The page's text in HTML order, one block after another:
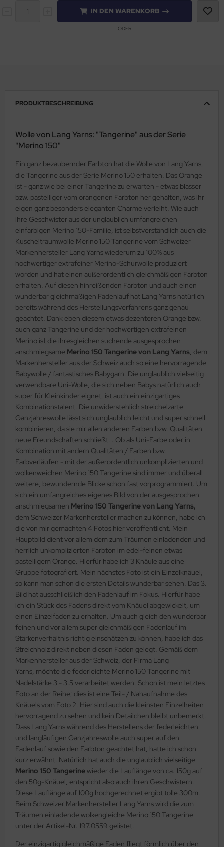
IN DEN WARENKORB
ODER
PRODUKTBESCHREIBUNG
Wolle von Lang Yarns: "Tangerine" aus der Serie
"Merino 150"
Ein ganz bezaubernder Farbton hat die Wolle von Lang Yarns,
die Tangerine aus der Serie Merino 150 erhalten. Das Orange
ist - ganz wie bei einer Tangerine zu erwarten - etwas blasser
bzw. pastelliger vom orangenen Farbton her gehalten, was ihr
eigen ganz besonders eleganten Charme verleiht. Wie auch
ihre Geschwister aus der unglaublich umfangreichen
einfarbigen Merino 150-Familie, ist selbstverständlich auch die
Kuscheltraumwolle Merino 150 Tangerine vom Schweizer
Markenhersteller Lang Yarns wiederum zu 100% aus
hochwertiger extrafeiner Merino-Schurwolle produziert
worden und hat einen außerordentlich gleichmäßigen Farbton
erhalten. Auf diesen hinreißenden Farbton und auch einen
wunderbar gleichmäßigen Fadenlauf hat Lang Yarns natürlich
bereits während des Herstellungsverfahrens ganz genau
geachtet. Dank eben diesem etwas dezenteren Orange bzw.
auch ganz Tangerine und der hochwertigen extrafeinen
Merino ist die ihresgleichen suchende ausgesprochen
anschmiegsame Merino 150 Tangerine von Lang Yarns, dem
Markenhersteller aus der Schweiz auch so eine hervorragende
Babywolle / fantastisches Babygarn. Die unglaublich vielseitig
verwendbare Uni-Wolle, die sich neben Babys natürlich auch
super für Kleinkinder eignet, ist auch ein einzigartiges
Kombinationstalent. Die unwiderstehlich streichelzarte
Ganzjahreswolle lässt sich unglaublich leicht und super schnell
kombinieren, da sie mir allen anderen Farben bzw. Qualitäten
neue Freundschaften schließt. . Ob als Uni-Farbe oder in
Kombination mit andern Qualitäten / Farben bzw.
Farbverläufen - mit der außerordentlich unkomplizierten und
wolkenweichen Merino 150 Tangerine sind immer und überall
weitere, bewundernde Blicke schon fast vorprogrammiert. Um
sich ein umfangreiches eigenes Bild von der ausgesprochen
anschmiegsamen Merino 150 Tangerine von Lang Yarns,
dem Schweizer Markenhersteller machen zu können, habe ich
die von mir gemachten 4 Fotos hier veröffentlicht. Mein
Hauptbild dient vor allem dem zum Träumen einladenden und
herrlich unkomplizierten Farbton im edel-feinen etwas
pastelligem Orange. Hierfür habe ich 3 Knäule aus eine
Gruppe fotografiert. Mein nächstes Foto ist ein Einzelknäuel,
so kann man schon die ersten Details wunderbar sehen. Das 3.
Bild hat ausschließlich den Fadenlauf im Fokus. Hierfür habe
ich ein Stück des Fadens direkt vom Knäuel abgewickelt, um
einen Einzelfaden zu erhalten. Um auch gleich den wunderbar
feinen und vor allem super gleichmäßigen Fadenlauf im
Stärkenverhältnis richtig einschätzen zu können, habe ich das
Streichholz direkt neben diesen Faden gelegt. Gemäß dem
Markenhersteller aus der Schweiz, der Firma Lang
Yarns, möchte die federleichte Merino 150 Tangerine mit
Nadelstärke 3 - 3.5 verarbeitet werden. Schon ist mein letztes
Foto an der Reihe; dies ist eine Teil- / Nahaufnahme des
Knäuels vom Foto 2. Hier sind auch die kleinsten Einzelheiten
hervorragend zu sehen und kein Detailchen bleibt unbemerkt.
Dass Lang Yarns während des Herstellens der federleichten
und langläufigen Ganzjahreswolle auch super auf den
Fadenlauf sowie den Farbton geachtet hat, hatte ich schon
kurz erwähnt. Natürlich hat auch die unglaublich vielseitige
Merino 150 Tangerinewieder die Lauflänge von ca. 150g auf
den 50g-Knäuel, entspricht also auch ihren Geschwistern.
Diese Lauflänge auf 100g hochgerechnet ergibt tolle 300m.
Beim Schweizer Markenhersteller Lang Yarns wird die zum
Träumen einladende wolkengleiche Merino 150 Tangerine
unter der Artikel-Nr. 197.0559 gelistet.
Der einzigartig gleichmäßige Faden fliegt förmlich über den